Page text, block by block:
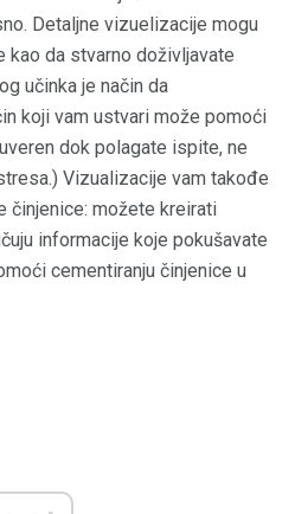
Detaljne vizuelizacije mogu
da stvarno doživljavate
učinka je način da
koji vam ustvari može pomoći
dok polagate ispite, ne
Vizualizacije vam takođe
činjenice: možete kreirati
informacije koje pokušavate
cementiranju činjenice u